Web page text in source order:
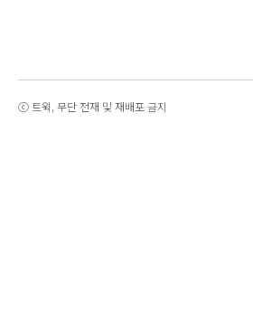
ⓒ 트윅, 무단 전재 및 재배포 금지